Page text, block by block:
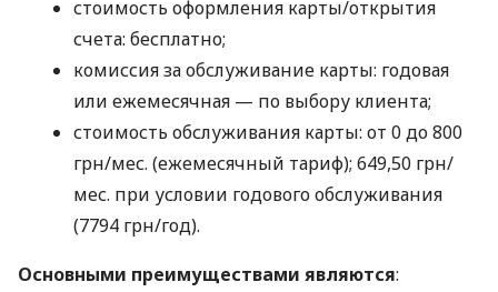
стоимость оформления карты/открытия
счета: бесплатно;
комиссия за обслуживание карты: годовая
или ежемесячная — по выбору клиента;
стоимость обслуживания карты: от 0 до 800
грн/мес. (ежемесячный тариф); 649,50 грн/
мес. при условии годового обслуживания
(7794 грн/год).
Основными преимуществами являются: